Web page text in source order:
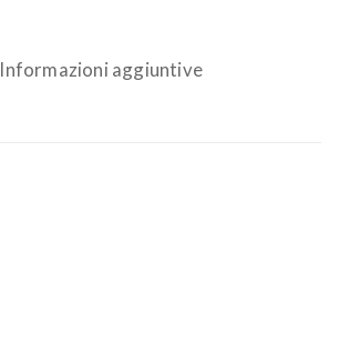
Informazioni aggiuntive